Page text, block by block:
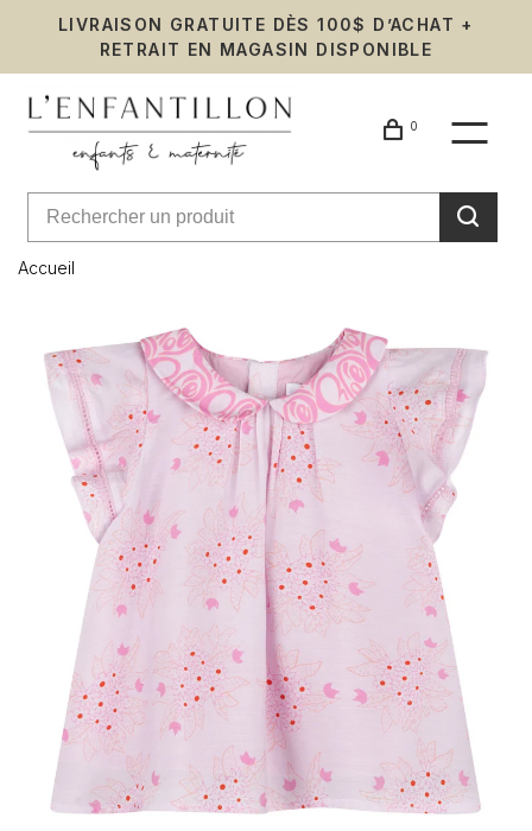
LIVRAISON GRATUITE DÈS 100$ D’ACHAT +
RETRAIT EN MAGASIN DISPONIBLE
0
Accueil